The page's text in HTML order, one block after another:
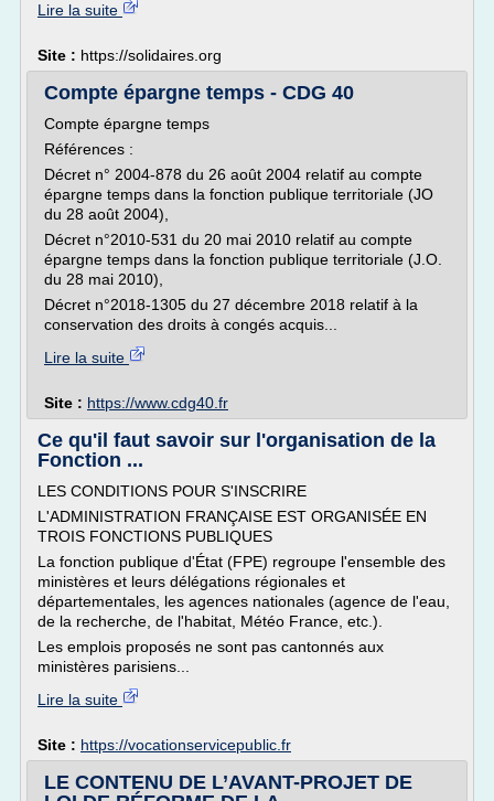
Lire la suite
Site : https://solidaires.org
Compte épargne temps - CDG 40
Compte épargne temps
Références :
Décret n° 2004-878 du 26 août 2004 relatif au compte
épargne temps dans la fonction publique territoriale (JO
du 28 août 2004),
Décret n°2010-531 du 20 mai 2010 relatif au compte
épargne temps dans la fonction publique territoriale (J.O.
du 28 mai 2010),
Décret n°2018-1305 du 27 décembre 2018 relatif à la
conservation des droits à congés acquis...
Lire la suite
Site : https://www.cdg40.fr
Ce qu'il faut savoir sur l'organisation de la
Fonction ...
LES CONDITIONS POUR S'INSCRIRE
L'ADMINISTRATION FRANÇAISE EST ORGANISÉE EN
TROIS FONCTIONS PUBLIQUES
La fonction publique d'État (FPE) regroupe l'ensemble des
ministères et leurs délégations régionales et
départementales, les agences nationales (agence de l'eau,
de la recherche, de l'habitat, Météo France, etc.).
Les emplois proposés ne sont pas cantonnés aux
ministères parisiens...
Lire la suite
Site : https://vocationservicepublic.fr
LE CONTENU DE L’AVANT-PROJET DE